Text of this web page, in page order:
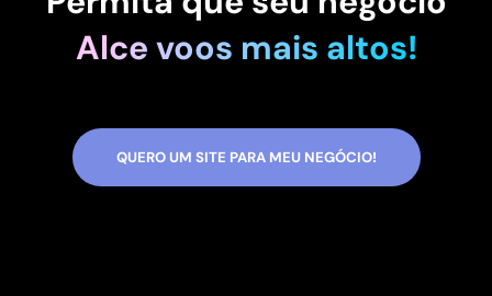
Alce voos mais altos!
QUERO UM SITE PARA MEU NEGÓCIO!